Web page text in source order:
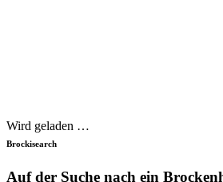
Wird geladen …
Brockisearch
Auf der Suche nach ein